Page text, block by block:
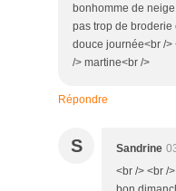
bonhomme de
pas trop de broderie
douce journée<br />
/> martine<br />
Répondre
S Sandrine
<br /> <br /